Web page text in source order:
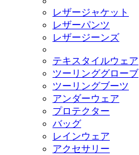
レザージャケット
レザーパンツ
レザージーンズ
テキスタイルウェア
ツーリンググローブ
ツーリングブーツ
アンダーウェア
プロテクター
バッグ
レインウェア
アクセサリー